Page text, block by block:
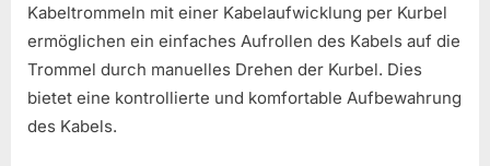
Kabeltrommeln mit einer Kabelaufwicklung per Kurbel
ermöglichen ein einfaches Aufrollen des Kabels auf die
Trommel durch manuelles Drehen der Kurbel. Dies
bietet eine kontrollierte und komfortable Aufbewahrung
des Kabels.